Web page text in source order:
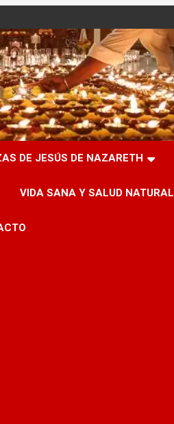
DE JESÚS DE NAZARETH
VIDA SANA Y SALUD NATURAL